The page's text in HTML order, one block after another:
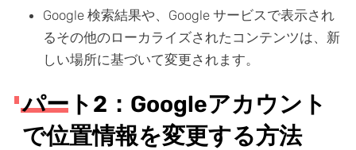
Google 検索結果や、Google サービスで表示され
るその他のローカライズされたコンテンツは、新
しい場所に基づいて変更されます。
パート2：Googleアカウント
で位置情報を変更する方法